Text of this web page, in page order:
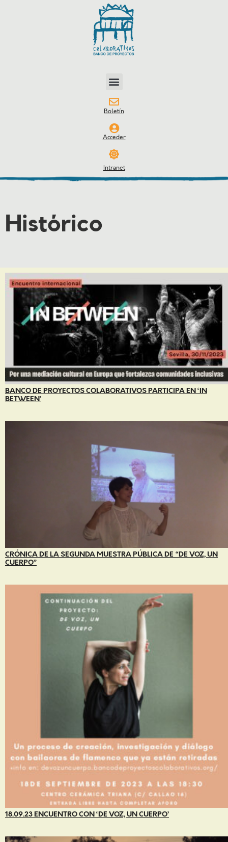
Boletín
Acceder
Intranet
Histórico
BANCO DE PROYECTOS COLABORATIVOS PARTICIPA EN ‘IN
BETWEEN’
CRÓNICA DE LA SEGUNDA MUESTRA PÚBLICA DE “DE VOZ, UN
CUERPO”
18.09.23 ENCUENTRO CON ‘DE VOZ, UN CUERPO’